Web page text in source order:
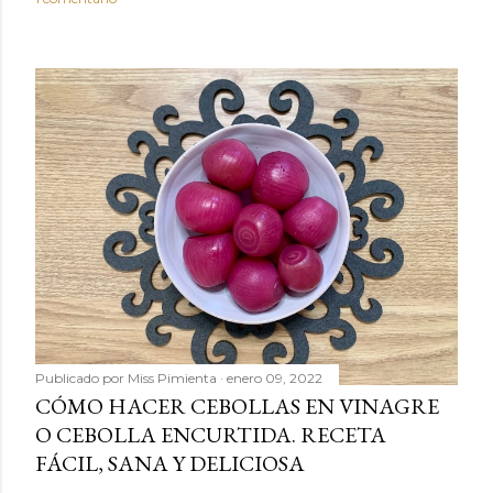
Publicado por Miss Pimienta enero 09, 2022
CÓMO HACER CEBOLLAS EN VINAGRE
O CEBOLLA ENCURTIDA. RECETA
FÁCIL, SANA Y DELICIOSA